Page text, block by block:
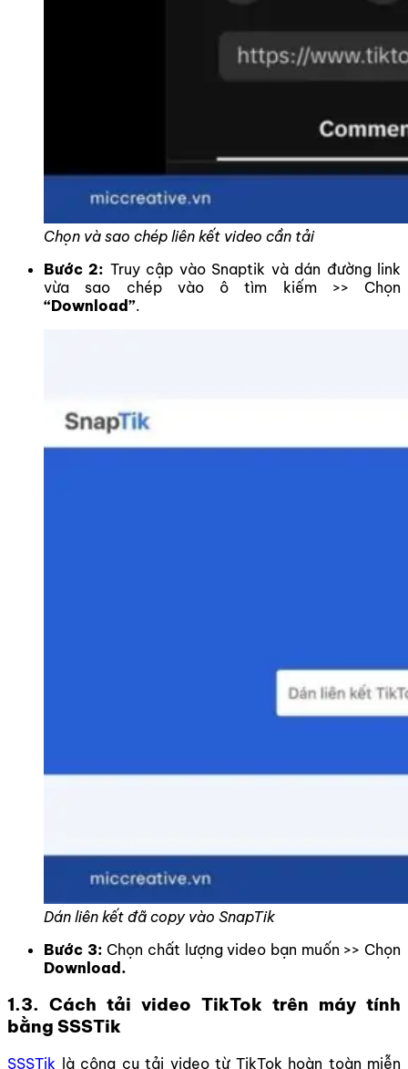
Chọn và sao chép liên kết video cần tải
Bước 2: Truy cập vào Snaptik và dán đường link
vừa sao chép vào ô tìm kiếm >> Chọn
“Download”.
Dán liên kết đã copy vào SnapTik
Bước 3: Chọn chất lượng video bạn muốn >> Chọn
Download.
1.3. Cách tải video TikTok trên máy tính
bằng SSSTik
SSSTik là công cụ tải video từ TikTok hoàn toàn miễn